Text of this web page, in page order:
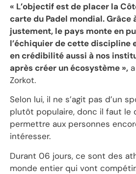
« L’objectif est de placer la
carte du Padel mondial. Grâce
justement, le pays monte en
l’échiquier de cette discipline
en crédibilité aussi à nos
après créer un écosystème »,
Zorkot.
Selon lui, il ne s’agit pas d’un
plutôt populaire, donc il faut le
permettre aux personnes
intéresser.
Durant 06 jours, ce sont des
monde entier qui vont